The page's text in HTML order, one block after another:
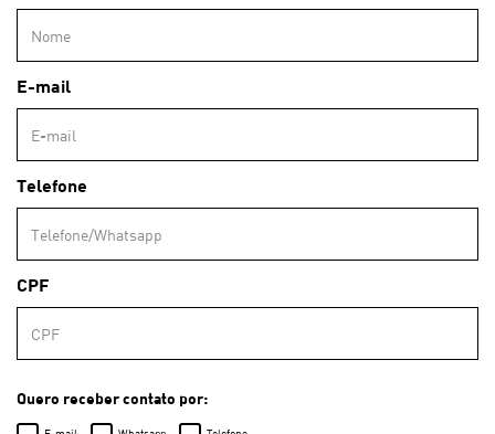
E-mail
Telefone
CPF
Quero receber contato por: